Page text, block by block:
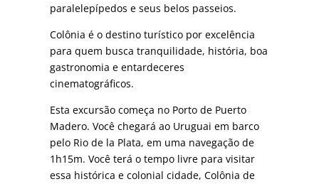
paralelepípedos e seus belos passeios.
Colônia é o destino turístico por excelência
para quem busca tranquilidade, história, boa
gastronomia e entardeceres
cinematográficos.
Esta excursão começa no Porto de Puerto
Madero. Você chegará ao Uruguai em barco
pelo Rio de la Plata, em uma navegação de
1h15m. Você terá o tempo livre para visitar
essa histórica e colonial cidade, Colônia de